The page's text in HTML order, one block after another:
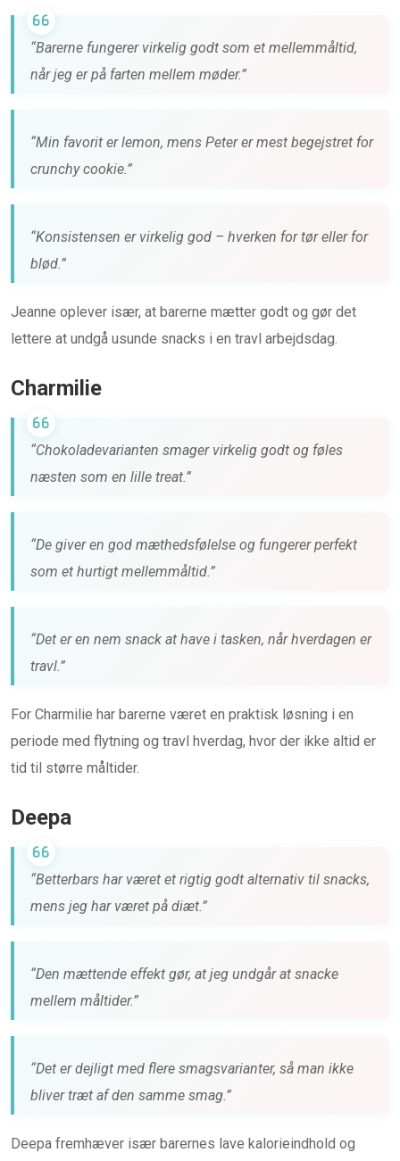
“Barerne fungerer virkelig godt som et mellemmåltid,
når jeg er på farten mellem møder.”
“Min favorit er lemon, mens Peter er mest begejstret for
crunchy cookie.”
“Konsistensen er virkelig god – hverken for tør eller for
blød.”
Jeanne oplever især, at barerne mætter godt og gør det
lettere at undgå usunde snacks i en travl arbejdsdag.
Charmilie
“Chokoladevarianten smager virkelig godt og føles
næsten som en lille treat.”
“De giver en god mæthedsfølelse og fungerer perfekt
som et hurtigt mellemmåltid.”
“Det er en nem snack at have i tasken, når hverdagen er
travl.”
For Charmilie har barerne været en praktisk løsning i en
periode med flytning og travl hverdag, hvor der ikke altid er
tid til større måltider.
Deepa
“Betterbars har været et rigtig godt alternativ til snacks,
mens jeg har været på diæt.”
“Den mættende effekt gør, at jeg undgår at snacke
mellem måltider.”
“Det er dejligt med flere smagsvarianter, så man ikke
bliver træt af den samme smag.”
Deepa fremhæver især barernes lave kalorieindhold og